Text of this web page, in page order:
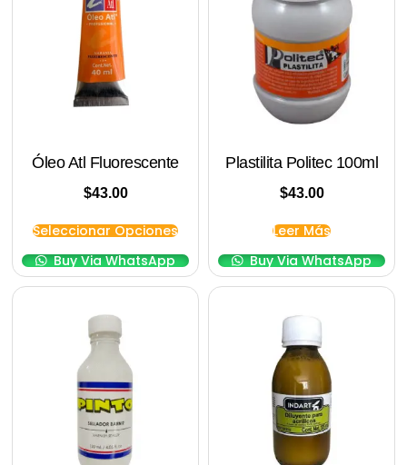
Óleo Atl Fluorescente
$43.00
Seleccionar Opciones
Buy Via WhatsApp
Plastilita Politec 100ml
$43.00
Leer Más
Buy Via WhatsApp